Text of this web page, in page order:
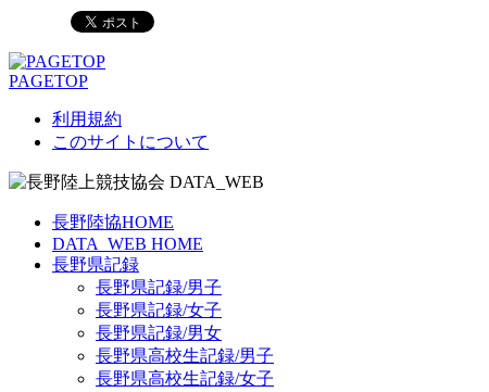
PAGETOP
利用規約
このサイトについて
長野陸協HOME
DATA_WEB HOME
長野県記録
長野県記録/男子
長野県記録/女子
長野県記録/男女
長野県高校生記録/男子
長野県高校生記録/女子